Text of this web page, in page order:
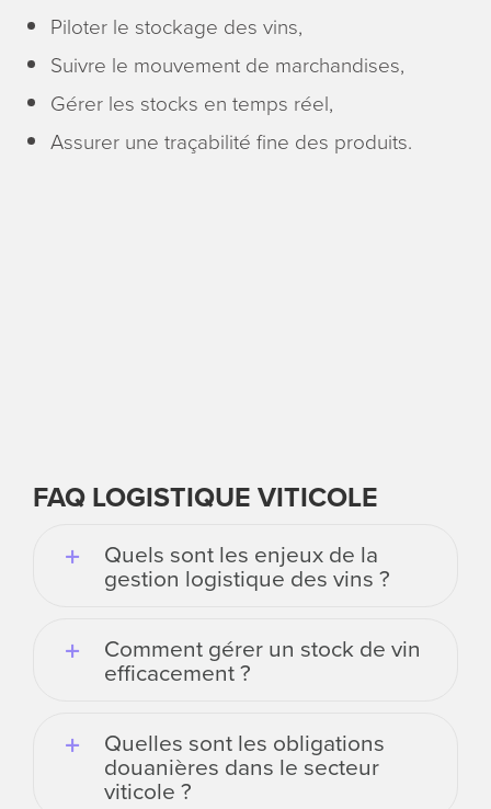
Piloter le stockage des vins,
Suivre le mouvement de marchandises,
Gérer les stocks en temps réel,
Assurer une traçabilité fine des produits.
FAQ LOGISTIQUE VITICOLE
Quels sont les enjeux de la
gestion logistique des vins ?
Comment gérer un stock de vin
efficacement ?
Quelles sont les obligations
douanières dans le secteur
viticole ?